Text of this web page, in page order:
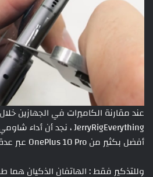
عند مقارنة الكاميرات في الجهازين خلال
أفضل بكثير من OnePlus 10 Pro عبر عدة قطاعات.
وللتذكير فقط : الهاتفان الذكيان هما